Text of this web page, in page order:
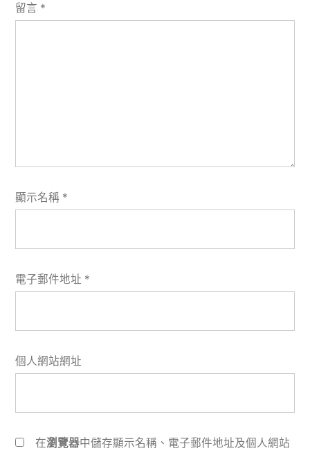
留言 *
顯示名稱 *
電子郵件地址 *
個人網站網址
在瀏覽器中儲存顯示名稱、電子郵件地址及個人網站